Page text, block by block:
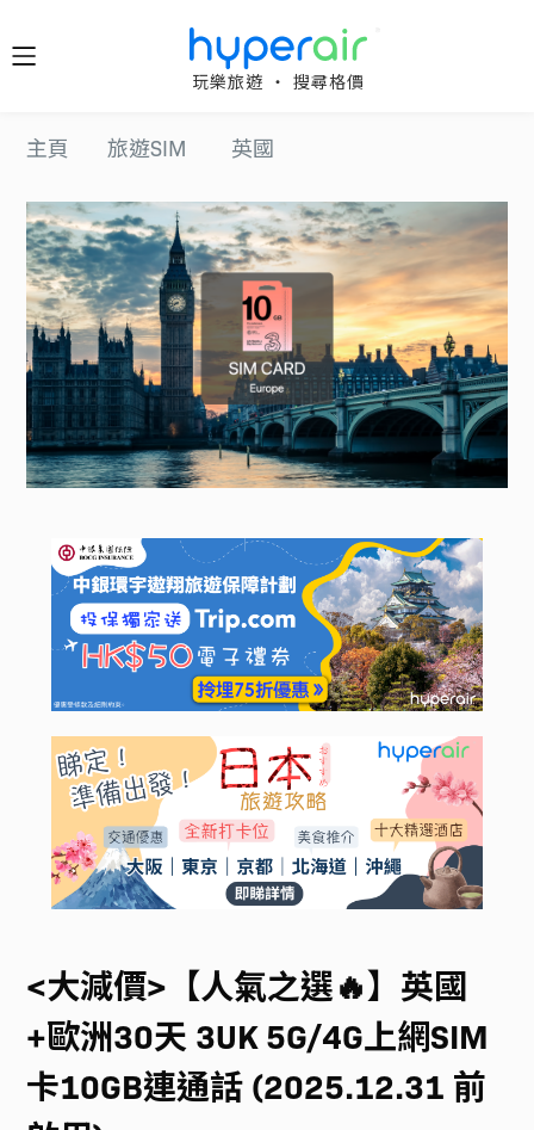
隨時隨
旅遊
下載 HyperAir
應用程式並首
次登記，即享
HK$10 優惠迎
新禮遇！
載 App
HyperAir
玩樂旅遊 ‧ 搜尋格價
主頁 旅遊SIM 英國
<大減價>【人氣之選🔥】英國
+歐洲30天 3UK 5G/4G上網SIM
卡10GB連通話 (2025.12.31 前